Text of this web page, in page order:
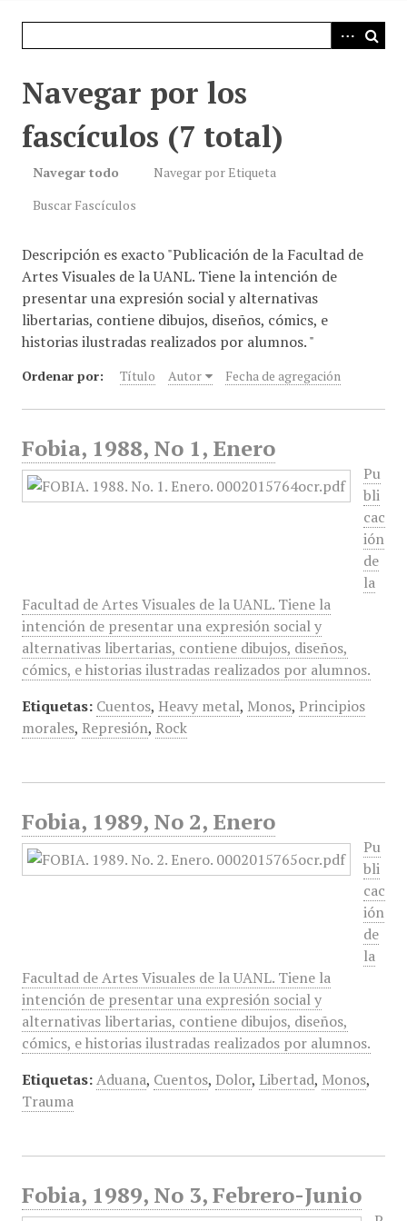
Navegar por los
fascículos (7 total)
Navegar todo
Navegar por Etiqueta
Buscar Fascículos
Descripción es exacto "Publicación de la Facultad de
Artes Visuales de la UANL. Tiene la intención de
presentar una expresión social y alternativas
libertarias, contiene dibujos, diseños, cómics, e
historias ilustradas realizados por alumnos. "
Ordenar por: Título Autor Fecha de agregación
Fobia, 1988, No 1, Enero
Pu
bli
cac
ión
de
la
Facultad de Artes Visuales de la UANL. Tiene la
intención de presentar una expresión social y
alternativas libertarias, contiene dibujos, diseños,
cómics, e historias ilustradas realizados por alumnos.
Etiquetas: Cuentos, Heavy metal, Monos, Principios
morales, Represión, Rock
Fobia, 1989, No 2, Enero
Pu
bli
cac
ión
de
la
Facultad de Artes Visuales de la UANL. Tiene la
intención de presentar una expresión social y
alternativas libertarias, contiene dibujos, diseños,
cómics, e historias ilustradas realizados por alumnos.
Etiquetas: Aduana, Cuentos, Dolor, Libertad, Monos,
Trauma
Fobia, 1989, No 3, Febrero-Junio